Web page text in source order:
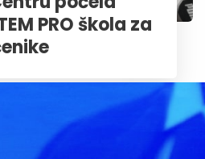
PRO škola za